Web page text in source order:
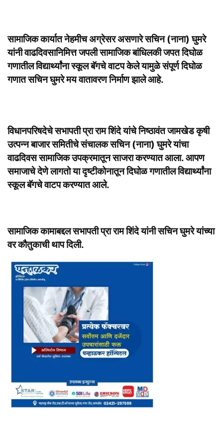
सामाजिक कार्यात नेहमीच अग्रेसर असणारे सचिन (नाना) घुमरे
यांनी वाढदिवसानिमित्त जपली सामाजिक बांधिलकी जपत दिघोळ
गणातील विद्यार्थ्यांना स्कूल बॅगचे वाटप केले यामुळे संपूर्ण दिघोळ
गणात सचिन घुमरे मय वातावरण निर्माण झाले आहे.
विधानपरिषदेचे सभापती प्रा राम शिंदे यांचे निष्ठावंत जामखेड कृषी
उत्पन्न बाजार समितीचे संचालक सचिन (नाना) घुमरे यांचा
वाढदिवस सामाजिक उपक्रमातून साजरा करण्यात आला. आपण
समाजाचे देणे लागतो या दृष्टीकोनातून दिघोळ गणातील विद्यार्थ्यांना
स्कूल बॅगचे वाटप करण्यात आले.
सामाजिक कामाबद्दल सभापती प्रा राम शिंदे यांनी सचिन घुमरे यांच्या
वर कौतुकाची थाप दिली.